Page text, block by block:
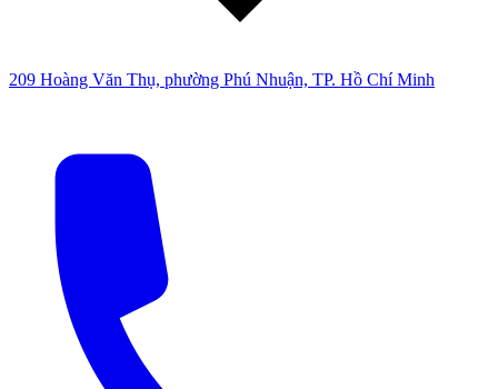
209 Hoàng Văn Thụ, phường Phú Nhuận, TP. Hồ Chí Minh